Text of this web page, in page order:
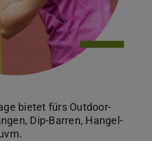
bietet fürs Outdoor-
Dip-Barren, Hangel-